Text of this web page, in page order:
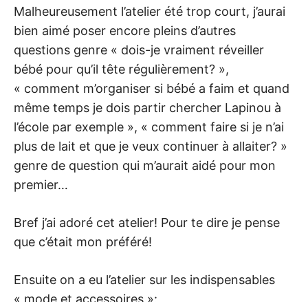
Malheureusement l’atelier été trop court, j’aurai
bien aimé poser encore pleins d’autres
questions genre « dois-je vraiment réveiller
bébé pour qu’il tête régulièrement? »,
« comment m’organiser si bébé a faim et quand
même temps je dois partir chercher Lapinou à
l’école par exemple », « comment faire si je n’ai
plus de lait et que je veux continuer à allaiter? »
genre de question qui m’aurait aidé pour mon
premier…
Bref j’ai adoré cet atelier! Pour te dire je pense
que c’était mon préféré!
Ensuite on a eu l’atelier sur les indispensables
« mode et accessoires »: